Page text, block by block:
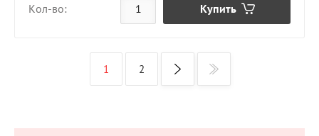
Кол-во: Купить
1 2